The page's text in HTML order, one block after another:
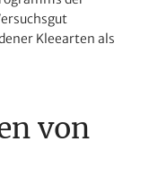
Kleearten als
von